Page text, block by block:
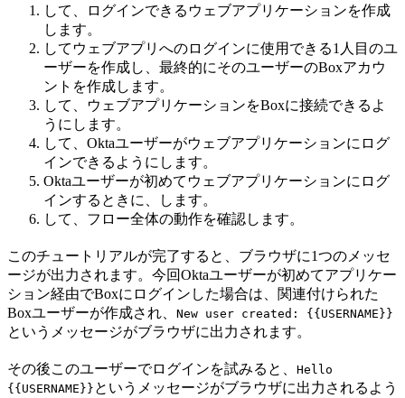
して、ログインできるウェブアプリケーションを作成
します。
してウェブアプリへのログインに使用できる1人目のユ
ーザーを作成し、最終的にそのユーザーのBoxアカウ
ントを作成します。
して、ウェブアプリケーションをBoxに接続できるよ
うにします。
して、Oktaユーザーがウェブアプリケーションにログ
インできるようにします。
Oktaユーザーが初めてウェブアプリケーションにログ
インするときに、
します。
して、フロー全体の動作を確認します。
このチュートリアルが完了すると、ブラウザに1つのメッセ
ージが出力されます。今回Oktaユーザーが初めてアプリケー
ション経由でBoxにログインした場合は、関連付けられた
Boxユーザーが作成され、 New user created: {{USERNAME}}
というメッセージがブラウザに出力されます。
その後このユーザーでログインを試みると、 Hello
{{USERNAME}} というメッセージがブラウザに出力されるよう